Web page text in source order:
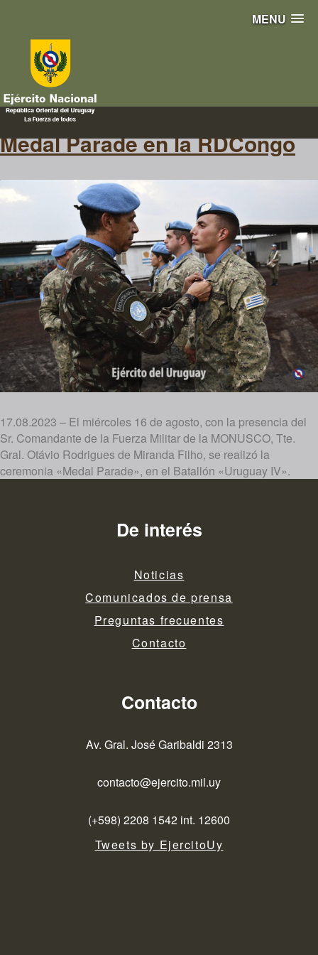
MENU
parade
Medal Parade en la RDCongo
17.08.2023 – El miércoles 16 de agosto, con la presencia del
Sr. Comandante de la Fuerza Militar de la MONUSCO, Tte.
Gral. Otávio Rodrigues de Miranda Filho, se realizó la
ceremonia «Medal Parade», en el Batallón «Uruguay IV».
De interés
Noticias
Comunicados de prensa
Preguntas frecuentes
Contacto
Contacto
Av. Gral. José Garibaldi 2313
contacto@ejercito.mil.uy
(+598) 2208 1542 int. 12600
Tweets by EjercitoUy